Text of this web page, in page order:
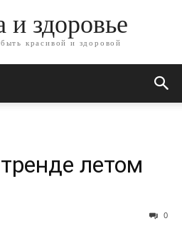
и здоровье
красивой и здоровой
летом
0